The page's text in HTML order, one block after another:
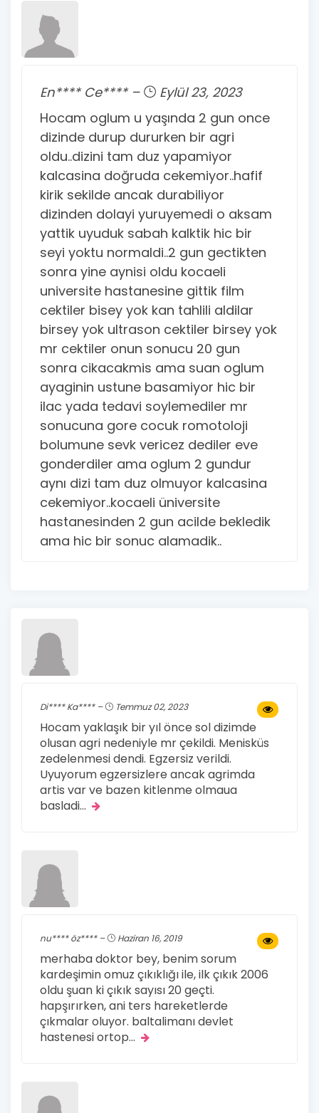
En**** Ce**** –
Eylül 23, 2023
Hocam oglum u yaşında 2 gun once
dizinde durup dururken bir agri
oldu..dizini tam duz yapamiyor
kalcasina doğruda cekemiyor..hafif
kirik sekilde ancak durabiliyor
dizinden dolayi yuruyemedi o aksam
yattik uyuduk sabah kalktik hic bir
seyi yoktu normaldi..2 gun gectikten
sonra yine aynisi oldu kocaeli
universite hastanesine gittik film
cektiler bisey yok kan tahlili aldilar
birsey yok ultrason cektiler birsey yok
mr cektiler onun sonucu 20 gun
sonra cikacakmis ama suan oglum
ayaginin ustune basamiyor hic bir
ilac yada tedavi soylemediler mr
sonucuna gore cocuk romotoloji
bolumune sevk vericez dediler eve
gonderdiler ama oglum 2 gundur
aynı dizi tam duz olmuyor kalcasina
cekemiyor..kocaeli üniversite
hastanesinden 2 gun acilde bekledik
ama hic bir sonuc alamadik..
Di**** Ka**** – Temmuz 02, 2023
Hocam yaklaşık bir yıl önce sol dizimde
olusan agri nedeniyle mr çekildi. Menisküs
zedelenmesi dendi. Egzersiz verildi.
Uyuyorum egzersizlere ancak agrimda
artis var ve bazen kitlenme olmaua
basladi...
nu**** öz**** – Haziran 16, 2019
merhaba doktor bey, benim sorum
kardeşimin omuz çıkıklığı ile, ilk çıkık 2006
oldu şuan ki çıkık sayısı 20 geçti.
hapşırırken, ani ters hareketlerde
çıkmalar oluyor. baltalimanı devlet
hastenesi ortop...